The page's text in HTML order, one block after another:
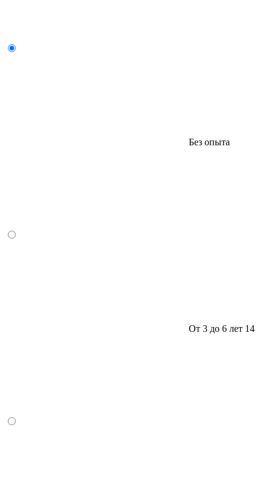
Без опыта
От 3 до 6 лет 14